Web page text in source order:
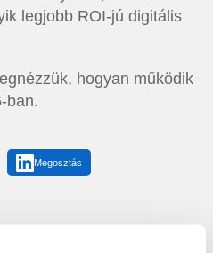
legjobb ROI-jú digitális
hogyan működik
ban.
Megosztás